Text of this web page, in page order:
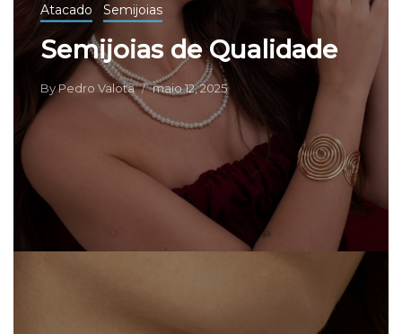
Atacado Semijoias
Semijoias de Qualidade
ByPedro Valota maio 12, 2025